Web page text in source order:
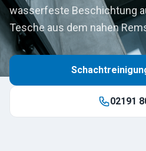
wasserfeste Beschichtung
Tesche aus dem nahen
02191